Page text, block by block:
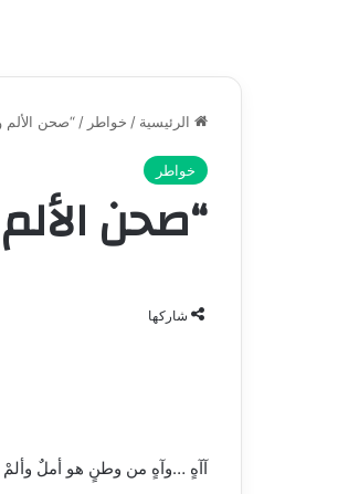
الرئيسية / خواطر / “صحن الألم
خواطر
“صحن
شاركها
آآهٍ …وآهٍ من وطنٍ هو أملٌ وألمْ